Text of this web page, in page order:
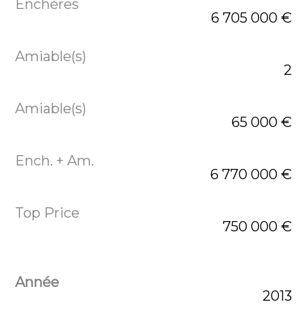
6 705 000 €
2
65 000 €
6 770 000 €
750 000 €
2013